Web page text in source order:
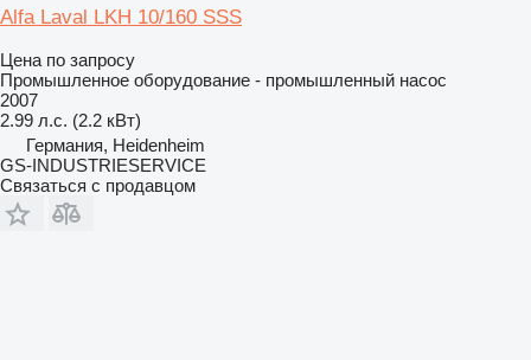
Alfa Laval LKH 10/160 SSS
Цена по запросу
Промышленное оборудование - промышленный насос
2007
2.99 л.с. (2.2 кВт)
Германия, Heidenheim
GS-INDUSTRIESERVICE
Связаться с продавцом